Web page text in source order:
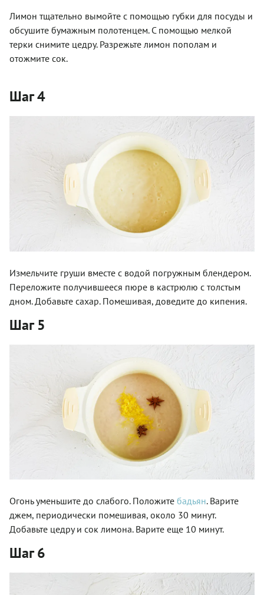
Лимон тщательно вымойте с помощью губки для посуды и
обсушите бумажным полотенцем. С помощью мелкой
терки снимите цедру. Разрежьте лимон пополам и
отожмите сок.
Шаг 4
Измельчите груши вместе с водой погружным блендером.
Переложите получившееся пюре в кастрюлю с толстым
дном. Добавьте сахар. Помешивая, доведите до кипения.
Шаг 5
Огонь уменьшите до слабого. Положите бадьян. Варите
джем, периодически помешивая, около 30 минут.
Добавьте цедру и сок лимона. Варите еще 10 минут.
Шаг 6